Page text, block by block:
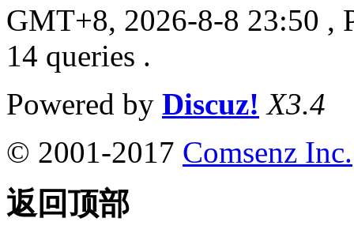
GMT+8, 2026-8-8 23:50 ,
14 queries .
Powered by Discuz! X3.4
© 2001-2017 Comsenz Inc.
返回顶部